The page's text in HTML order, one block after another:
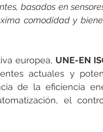
basados en
comodidad y
europea, UNE-EN
actuales y
de la eficiencia
el